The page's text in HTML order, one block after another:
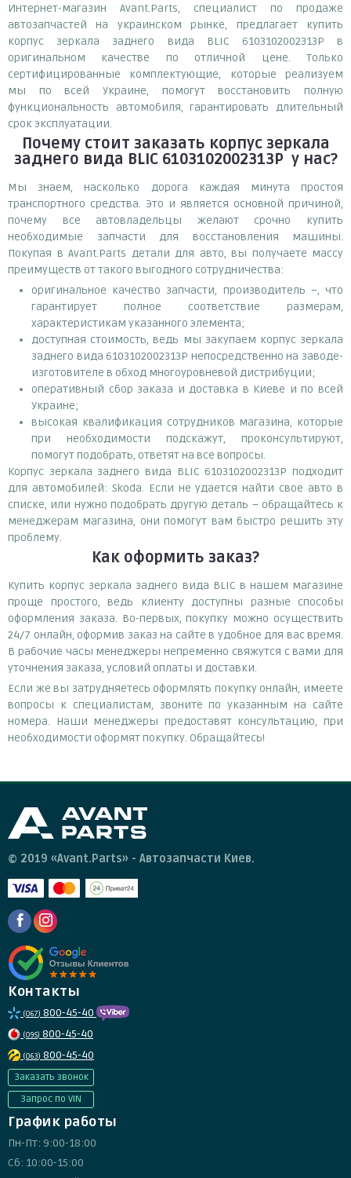
Интернет-магазин Avant.Parts, специалист по продаже
автозапчастей на украинском рынке, предлагает купить
корпус зеркала заднего вида BLIC 6103102002313P в
оригинальном качестве по отличной цене. Только
сертифицированные комплектующие, которые реализуем
мы по всей Украине, помогут восстановить полную
функциональность автомобиля, гарантировать длительный
срок эксплуатации.
Почему стоит заказать корпус зеркала
заднего вида BLIC 6103102002313P у нас?
Мы знаем, насколько дорога каждая минута простоя
транспортного средства. Это и является основной причиной,
почему все автовладельцы желают срочно купить
необходимые запчасти для восстановления машины.
Покупая в Avant.Parts детали для авто, вы получаете массу
преимуществ от такого выгодного сотрудничества:
оригинальное качество запчасти, производитель –, что
гарантирует полное соответствие размерам,
характеристикам указанного элемента;
доступная стоимость, ведь мы закупаем корпус зеркала
заднего вида 6103102002313P непосредственно на заводе-
изготовителе в обход многоуровневой дистрибуции;
оперативный сбор заказа и доставка в Киеве и по всей
Украине;
высокая квалификация сотрудников магазина, которые
при необходимости подскажут, проконсультируют,
помогут подобрать, ответят на все вопросы.
Корпус зеркала заднего вида BLIC 6103102002313P подходит
для автомобилей: Skoda. Если не удается найти свое авто в
списке, или нужно подобрать другую деталь – обращайтесь к
менеджерам магазина, они помогут вам быстро решить эту
проблему.
Как оформить заказ?
Купить корпус зеркала заднего вида BLIC в нашем магазине
проще простого, ведь клиенту доступны разные способы
оформления заказа. Во-первых, покупку можно осуществить
24/7 онлайн, оформив заказ на сайте в удобное для вас время.
В рабочие часы менеджеры непременно свяжутся с вами для
уточнения заказа, условий оплаты и доставки.
Если же вы затрудняетесь оформлять покупку онлайн, имеете
вопросы к специалистам, звоните по указанным на сайте
номера. Наши менеджеры предоставят консультацию, при
необходимости оформят покупку. Обращайтесь!
© 2019 «Avant.Parts» - Автозапчасти Киев.
Контакты
(067) 800-45-40
(095) 800-45-40
(063) 800-45-40
Заказать звонок
Запрос по VIN
График работы
Пн-Пт: 9:00-18:00
Сб: 10:00-15:00